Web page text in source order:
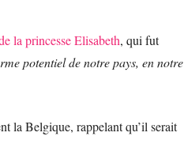
la princesse Elisabeth, qui fut
potentiel de notre pays, en notre
la Belgique, rappelant qu’il serait